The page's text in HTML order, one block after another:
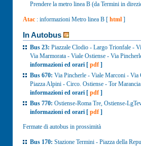
Prendere la metro linea B (da Termini in
Atac : informazioni Metro linea B [ html ]
In Autobus
Bus 23: Piazzale Clodio - Largo Trionfale -
Via Marmorata - Viale Ostiense - Via
informazioni ed orari [ pdf]
Bus 670: Via Pincherle - Viale Marconi - Via
Piazza Alpini - Circo. Ostiense - Tor
informazioni ed orari [ pdf]
Bus 770: Ostiense-Roma Tre, Ostiense-
informazioni ed orari [ pdf]
Fermate di autobus in prossimità
Bus 170: Stazione Termini - Piazza della